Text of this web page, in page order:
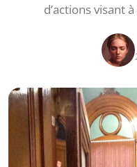
d’actions visant